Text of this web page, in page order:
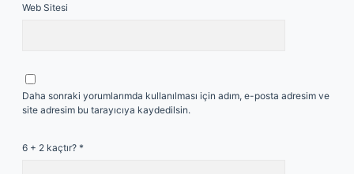
Web Sitesi
Daha sonraki yorumlarımda kullanılması için adım, e-posta adresim ve
site adresim bu tarayıcıya kaydedilsin.
6 + 2 kaçtır? *